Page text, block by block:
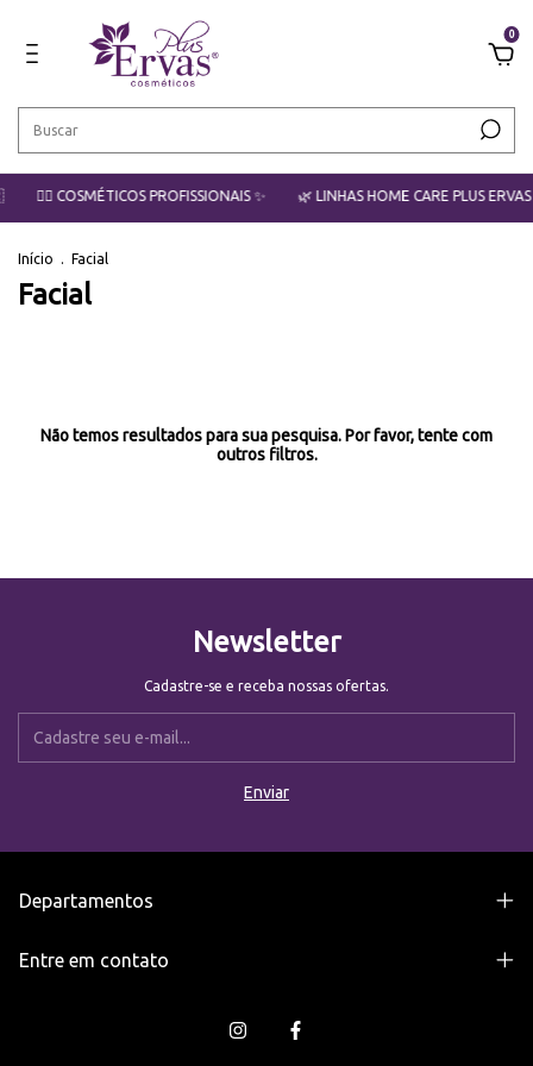
0
💇‍♀️ COSMÉTICOS PROFISSIONAIS ✨ 🌿 LINHAS HOME CARE PLUS ERVAS
Início . Facial
Facial
Não temos resultados para sua pesquisa. Por favor, tente com
outros filtros.
Newsletter
Cadastre-se e receba nossas ofertas.
Departamentos
Entre em contato